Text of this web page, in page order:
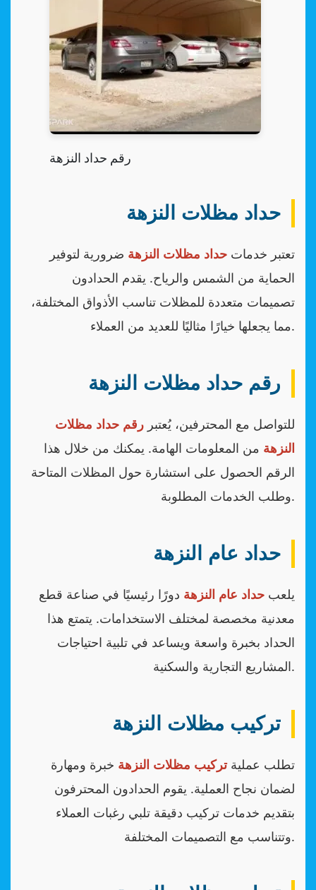
رقم حداد النزهة
حداد مظلات النزهة
تعتبر خدمات حداد مظلات النزهة ضرورية لتوفير
الحماية من الشمس والرياح. يقدم الحدادون
تصميمات متعددة للمظلات تناسب الأذواق المختلفة،
مما يجعلها خيارًا مثاليًا للعديد من العملاء.
رقم حداد مظلات النزهة
للتواصل مع المحترفين، يُعتبر رقم حداد مظلات
النزهة من المعلومات الهامة. يمكنك من خلال هذا
الرقم الحصول على استشارة حول المظلات المتاحة
وطلب الخدمات المطلوبة.
حداد عام النزهة
يلعب حداد عام النزهة دورًا رئيسيًا في صناعة قطع
معدنية مخصصة لمختلف الاستخدامات. يتمتع هذا
الحداد بخبرة واسعة ويساعد في تلبية احتياجات
المشاريع التجارية والسكنية.
تركيب مظلات النزهة
تطلب عمليةتركيب مظلات النزهة خبرة ومهارة
لضمان نجاح العملية. يقوم الحدادون المحترفون
بتقديم خدمات تركيب دقيقة تلبي رغبات العملاء
وتتناسب مع التصميمات المختلفة.